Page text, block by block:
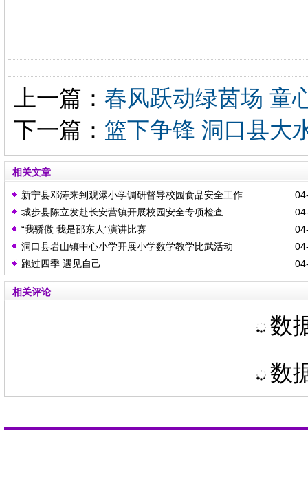
上一篇： 春风跃动绿茵场 童
下一篇： 篮下争锋 洞口县大
相关文章
新宁县邓涛来到观瀑小学调研督导校园食品安全工作
城步县陈立发赴长安营镇开展校园安全专项检查
“我骄傲 我是邵东人”演讲比赛
洞口县岩山镇中心小学开展小学数学教学比武活动
跑过四季 遇见自己
相关评论
数
数